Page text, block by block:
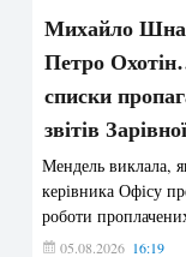
Михайло
Петро
списки
звітів Зарівної
Мендель виклала,
керівника Офісу
роботи
05.08.2026 16:19